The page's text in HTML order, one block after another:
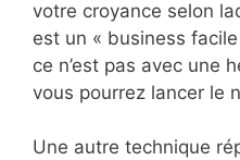
votre croyance selon
est un « business
ce n’est pas avec une
vous pourrez lancer le
Une autre technique